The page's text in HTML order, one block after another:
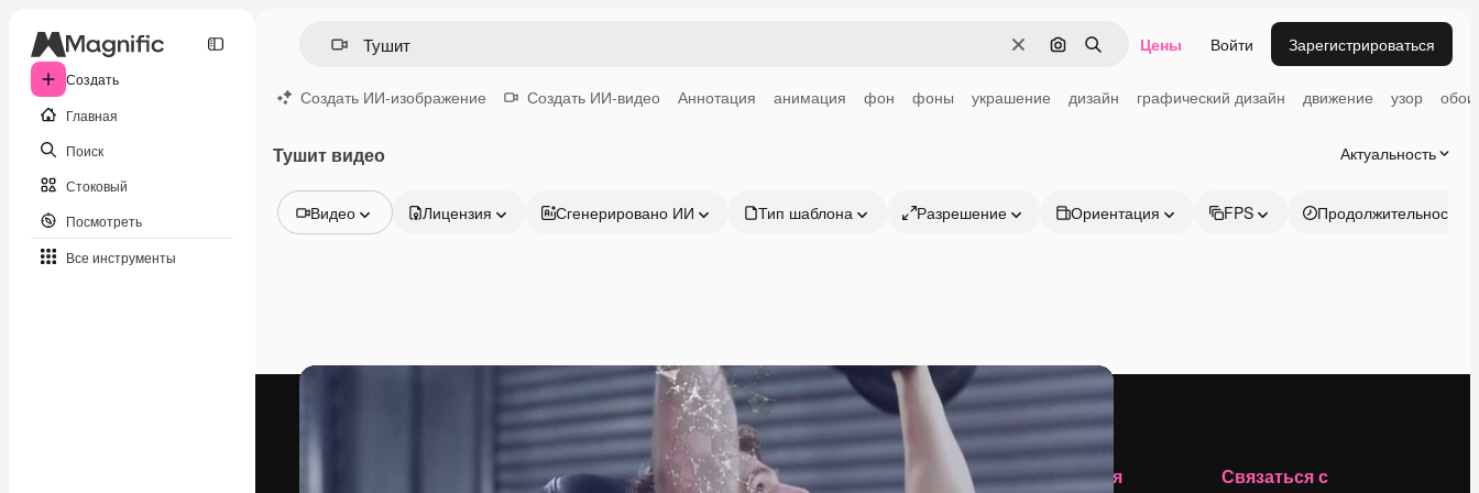
Создать
Главная
Поиск
Стоковый
Посмотреть
Все инструменты
ОчиститьПоиск по изображению
Поиск Цены Войти Зарегистрироваться
Создать ИИ-изображение Создать ИИ-видео Аннотация анимация фон фоны украшение дизайн графический дизайн движение узор обои
Тушит видео Актуальность
Видео
Видео
Иконки
Лицензия Сгенерировано ИИ Тип шаблона Разрешение Ориентация FPS Продолжительность
Продукция Начать Компания
Связаться с